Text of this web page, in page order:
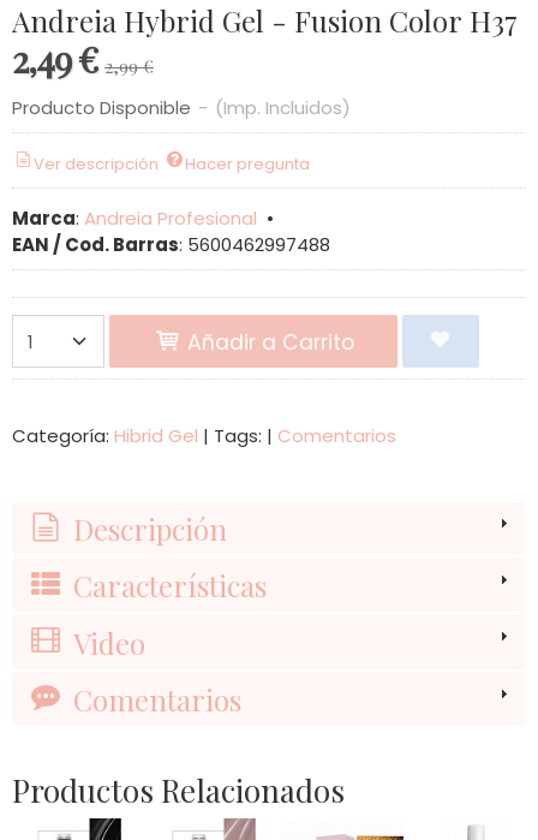
Andreia Hybrid Gel - Fusion Color H37
2,49 € 2,99 €
Producto Disponible - (Imp. Incluidos)
Ver descripción Hacer pregunta
Marca: Andreia Profesional •
EAN / Cod. Barras: 5600462997488
Añadir a Carrito
Categoría: Hibrid Gel | Tags: | Comentarios
Descripción
Características
Video
Comentarios
Productos Relacionados